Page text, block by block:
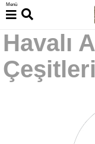
Menü
Havalı
Çeşitleri